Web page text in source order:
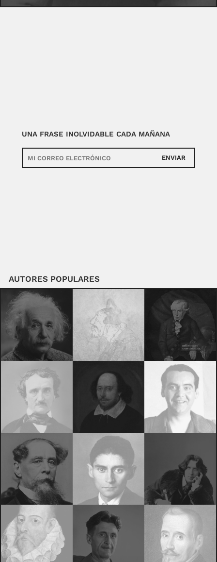
UNA FRASE INOLVIDABLE CADA MAÑANA
ENVIAR
AUTORES POPULARES